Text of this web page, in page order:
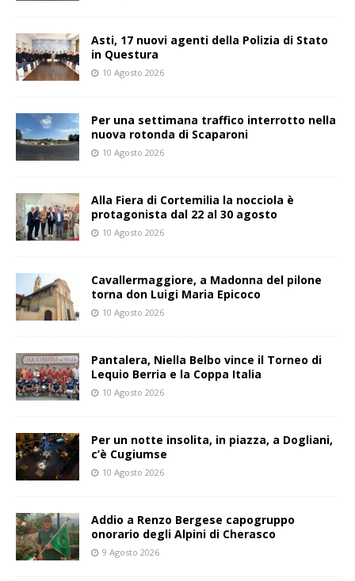
Asti, 17 nuovi agenti della Polizia di Stato
in Questura
10 Agosto 2026
Per una settimana traffico interrotto nella
nuova rotonda di Scaparoni
10 Agosto 2026
Alla Fiera di Cortemilia la nocciola è
protagonista dal 22 al 30 agosto
10 Agosto 2026
Cavallermaggiore, a Madonna del pilone
torna don Luigi Maria Epicoco
10 Agosto 2026
Pantalera, Niella Belbo vince il Torneo di
Lequio Berria e la Coppa Italia
10 Agosto 2026
Per un notte insolita, in piazza, a Dogliani,
c’è Cugiumse
10 Agosto 2026
Addio a Renzo Bergese capogruppo
onorario degli Alpini di Cherasco
9 Agosto 2026